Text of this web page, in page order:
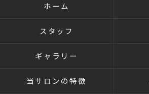
ホーム
スタッフ
ギャラリー
当サロンの特徴